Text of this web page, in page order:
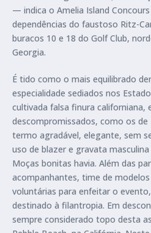
— indica o Amelia Island Concours
dependências do faustoso Ritz-
buracos 10 e 18 do Golf Club,
Georgia.
É tido como o mais equilibrado
especialidade sediados nos
cultivada falsa finura californiana,
descompromissados, como os de
termo agradável, elegante, sem
uso de blazer e gravata
Moças bonitas havia. Além das
acompanhantes, time de
voluntárias para enfeitar o
destinado à filantropia. Em
sempre considerado topo desta